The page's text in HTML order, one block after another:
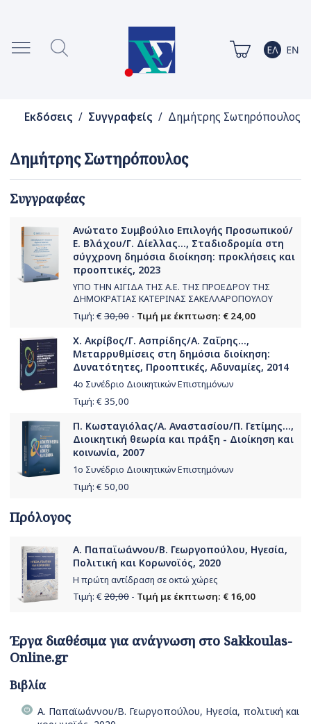
Εκδόσεις / Συγγραφείς / Δημήτρης Σωτηρόπουλος
Δημήτρης Σωτηρόπουλος
Συγγραφέας
Ανώτατο Συμβούλιο Επιλογής Προσωπικού/
Ε. Βλάχου/Γ. Δίελλας..., Σταδιοδρομία στη
σύγχρονη δημόσια διοίκηση: προκλήσεις και
προοπτικές, 2023
ΥΠΟ ΤΗΝ ΑΙΓΙΔΑ ΤΗΣ Α.Ε. ΤΗΣ ΠΡΟΕΔΡΟΥ ΤΗΣ
ΔΗΜΟΚΡΑΤΙΑΣ ΚΑΤΕΡΙΝΑΣ ΣΑΚΕΛΛΑΡΟΠΟΥΛΟΥ
Τιμή: € 30,00 - Τιμή με έκπτωση: € 24,00
Χ. Ακρίβος/Γ. Ασπρίδης/Α. Ζαΐρης...,
Μεταρρυθμίσεις στη δημόσια διοίκηση:
Δυνατότητες, Προοπτικές, Αδυναμίες, 2014
4ο Συνέδριο Διοικητικών Επιστημόνων
Τιμή: € 35,00
Π. Κωσταγιόλας/Α. Αναστασίου/Π. Γετίμης...,
Διοικητική θεωρία και πράξη - Διοίκηση και
κοινωνία, 2007
1ο Συνέδριο Διοικητικών Επιστημόνων
Τιμή: € 50,00
Πρόλογος
Α. Παπαϊωάννου/Β. Γεωργοπούλου, Ηγεσία,
Πολιτική και Κορωνοϊός, 2020
Η πρώτη αντίδραση σε οκτώ χώρες
Τιμή: € 20,00 - Τιμή με έκπτωση: € 16,00
Έργα διαθέσιμα για ανάγνωση στο Sakkoulas-
Online.gr
Βιβλία
Α. Παπαϊωάννου/Β. Γεωργοπούλου, Ηγεσία, πολιτική και